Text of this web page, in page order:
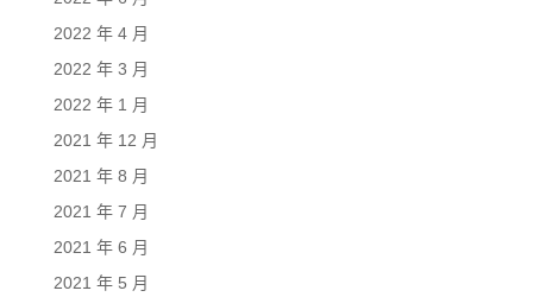
2022 年 4 月
2022 年 3 月
2022 年 1 月
2021 年 12 月
2021 年 8 月
2021 年 7 月
2021 年 6 月
2021 年 5 月